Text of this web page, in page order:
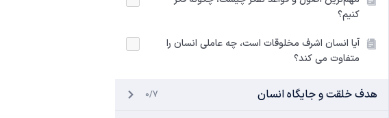
کنیم؟
آیا انسان اشرف مخلوقات است، چه عاملی انسان را
متفاوت می‌ کند؟
هدف خلقت و جایگاه انسان 0/7